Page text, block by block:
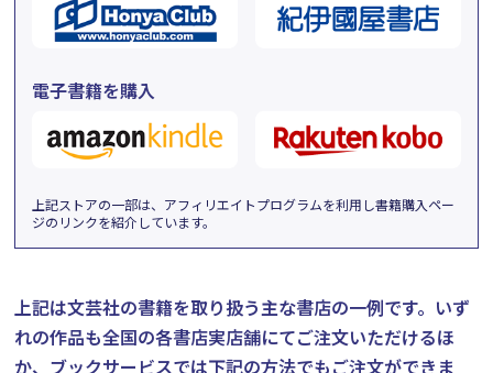
電子書籍を購入
上記ストアの一部は、アフィリエイトプログラムを利用し書籍購入ペー
ジのリンクを紹介しています。
上記は文芸社の書籍を取り扱う主な書店の一例です。 いず
れの作品も全国の各書店実店舗にてご注文いただけるほ
か、ブックサービスでは下記の方法でもご注文ができま